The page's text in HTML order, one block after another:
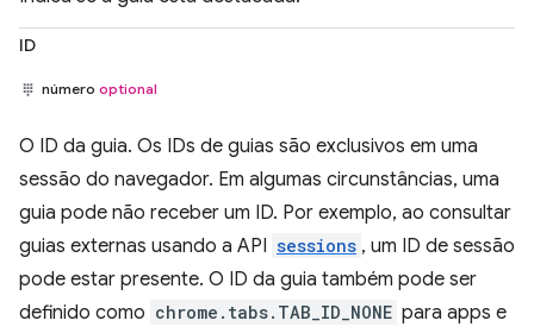
ID
número optional
O ID da guia. Os IDs de guias são exclusivos em uma
sessão do navegador. Em algumas circunstâncias, uma
guia pode não receber um ID. Por exemplo, ao consultar
guias externas usando a API sessions , um ID de sessão
pode estar presente. O ID da guia também pode ser
definido como chrome.tabs.TAB_ID_NONE para apps e